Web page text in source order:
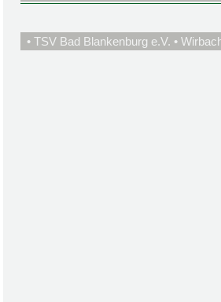
• TSV Bad Blankenburg e.V. •